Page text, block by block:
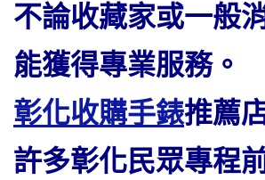
不論收藏家或一般
能獲得專業服務。
彰化收購手錶推薦
許多彰化民眾專程